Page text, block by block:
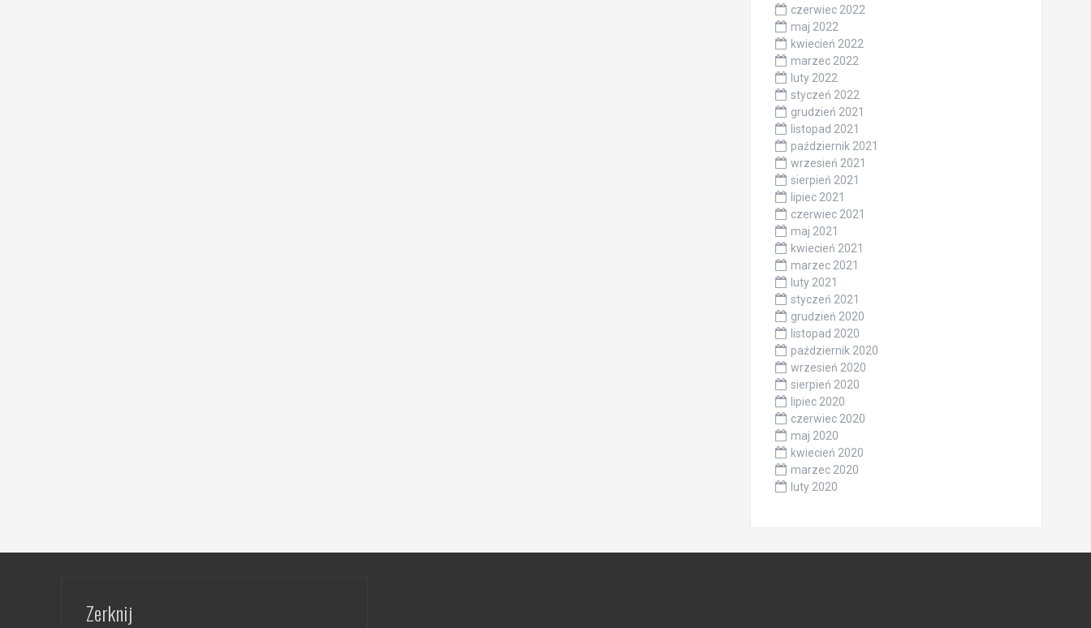
czerwiec 2022
maj 2022
kwiecień 2022
marzec 2022
luty 2022
styczeń 2022
grudzień 2021
listopad 2021
październik 2021
wrzesień 2021
sierpień 2021
lipiec 2021
czerwiec 2021
maj 2021
kwiecień 2021
marzec 2021
luty 2021
styczeń 2021
grudzień 2020
listopad 2020
październik 2020
wrzesień 2020
sierpień 2020
lipiec 2020
czerwiec 2020
maj 2020
kwiecień 2020
marzec 2020
luty 2020
Zerknij